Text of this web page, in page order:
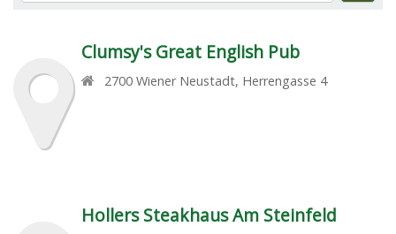
Clumsy's Great English Pub
2700 Wiener Neustadt, Herrengasse 4
Hollers Steakhaus Am Steinfeld